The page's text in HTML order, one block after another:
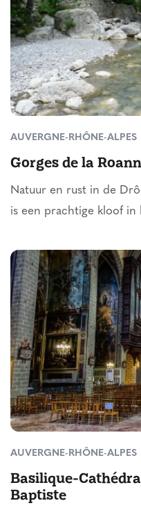
AUVERGNE-RHÔNE-ALPES
Gorges de la
Natuur en rust in de
is een prachtige kloof in
AUVERGNE-RHÔNE-ALPES
Basilique-
Baptiste